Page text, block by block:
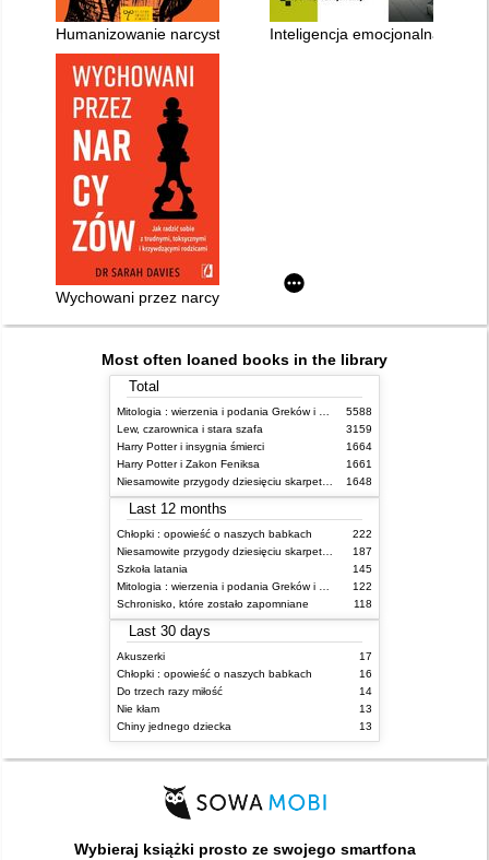
Humanizowanie narcystycznego styluInteligencja emocjonalna a
Wychowani przez narcyzów
Most often loaned books in the library
Total
5588
Lew, czarownica i stara szafa
3159
Harry Potter i insygnia śmierci
1664
Harry Potter i Zakon Feniksa
1661
1648
Last 12 months
Chłopki : opowieść o naszych babkach
222
187
Szkoła latania
145
122
Schronisko, które zostało zapomniane
118
Last 30 days
Akuszerki
17
Chłopki : opowieść o naszych babkach
16
Do trzech razy miłość
14
Nie kłam
13
Chiny jednego dziecka
13
Wybieraj książki prosto ze swojego smartfona